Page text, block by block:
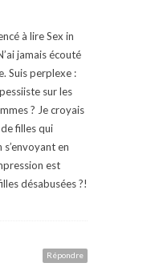
à lire Sex in
jamais écouté
Suis perplexe :
sur les
? Je croyais
filles qui
en
est
désabusées ?!
Répondre